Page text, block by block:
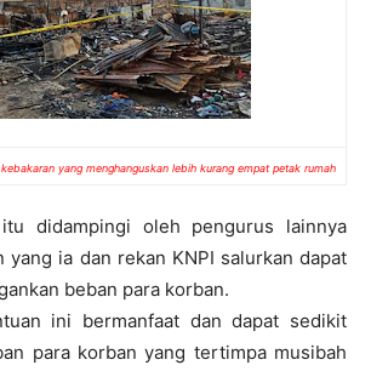
yang menghanguskan lebih kurang empat petak rumah
didampingi oleh pengurus lainnya
yang ia dan rekan KNPI salurkan dapat
beban para korban.
ini bermanfaat dan dapat sedikit
para korban yang tertimpa musibah